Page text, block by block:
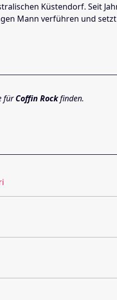
Küstendorf. Seit
Mann verführen und
fürCoffin Rockfinden.